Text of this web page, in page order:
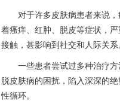
对于许多皮肤病患者来说
着瘙痒、红肿、脱皮等症状，
接触，甚影响到社交和人际关系
一些患者尝试过多种治疗
脱皮肤病的困扰，陷入深深的
性循环。